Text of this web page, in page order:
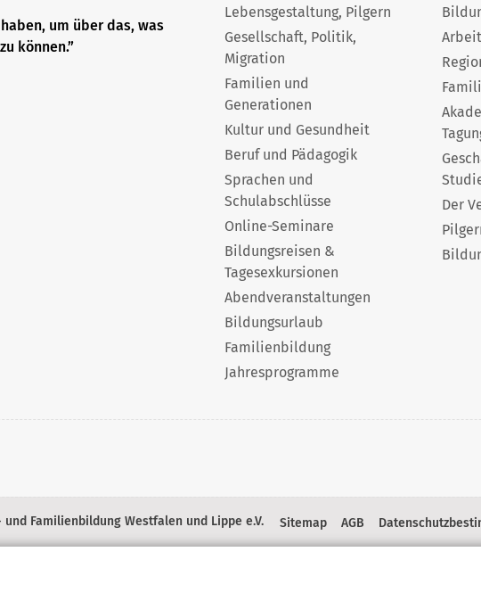
um über das, was
können.”
Lebensgestaltung, Pilgern
Gesellschaft, Politik,
Migration
Familien und
Generationen
Kultur und Gesundheit
Beruf und Pädagogik
Sprachen und
Schulabschlüsse
Online-Seminare
Bildungsreisen &
Tagesexkursionen
Abendveranstaltungen
Bildungsurlaub
Familienbildung
Jahresprogramme
Der
und Familienbildung Westfalen und Lippe e.V. Sitemap AGB